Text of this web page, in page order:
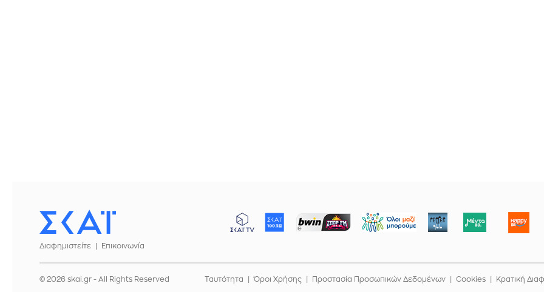
Διαφημιστείτε
Επικοινωνία
© 2026 skai.gr - All Rights Reserved Ταυτότητα Όροι Χρήσης Προστασία Προσωπικών Δεδομένων Cookies Κρατική